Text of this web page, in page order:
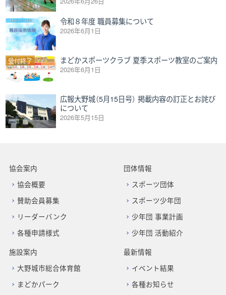
令和８年度 職員募集について
2026年6月1日
受付終了 まどかスポーツクラブ 夏季スポーツ教室のご案内
2026年6月1日
広報大野城（5月15日号） 掲載内容の訂正とお詫び
について
2026年5月15日
協会案内
協会概要
賛助会員募集
リーダーバンク
各種申請様式
施設案内
大野城市総合体育館
まどかパーク
団体情報
スポーツ団体
スポーツ少年団
少年団 事業計画
少年団 活動紹介
最新情報
イベント結果
各種お知らせ